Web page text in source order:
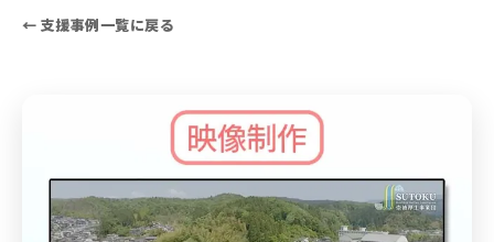
← 支援事例一覧に戻る